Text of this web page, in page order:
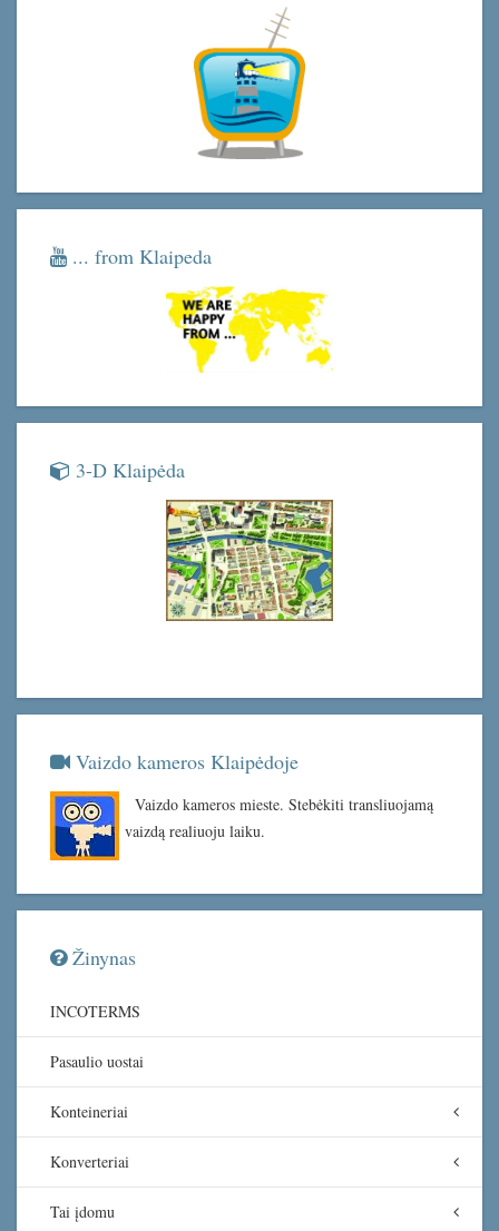
... from Klaipeda
3-D Klaipėda
Vaizdo kameros Klaipėdoje
Vaizdo kameros mieste. Stebėkiti transliuojamą
vaizdą realiuoju laiku.
Žinynas
INCOTERMS
Pasaulio uostai
Konteineriai
Konverteriai
Tai įdomu